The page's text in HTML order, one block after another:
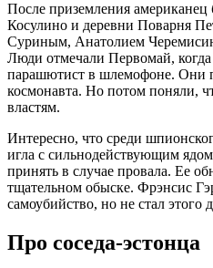
После приземления
Косулино и деревни Поварня
Суриным, Анатолием
Люди отмечали Первомай,
парашютист в шлемофоне. Они
космонавта. Но потом поняли,
властям.
Интересно, что среди
игла с сильнодействующим
принять в случае провала. Ее
тщательном обыске. Фрэнсис
самоубийство, но не стал этого
Про соседа-эстонца